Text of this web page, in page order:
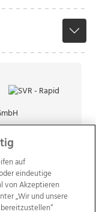
auf
eindeutige
von Akzeptieren
„Wir und unsere